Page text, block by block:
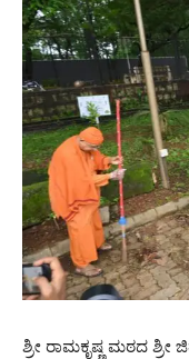
ಶ್ರೀ ರಾಮಕೃಷ್ಣ ಮಠದ